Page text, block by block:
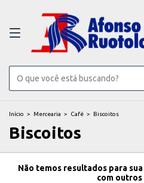
Início > Mercearia > Café > Biscoitos
Biscoitos
Não temos resultados para
com